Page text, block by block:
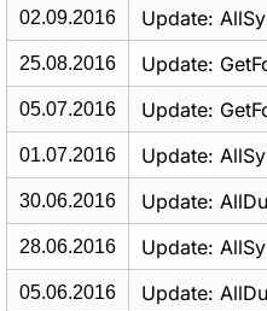
02.09.2016 Update:
25.08.2016 Update:
05.07.2016 Update:
01.07.2016 Update:
30.06.2016 Update:
28.06.2016 Update:
05.06.2016 Update: